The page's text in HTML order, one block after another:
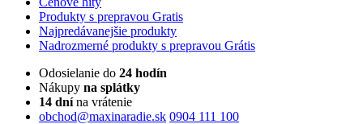
Produkty s prepravou Gratis
Najpredávanejšie produkty
Nadrozmerné produkty s prepravou Grátis
Odosielanie do 24 hodín
Nákupy na splátky
14 dnína vrátenie
obchod@maxinaradie.sk 0904 111 100